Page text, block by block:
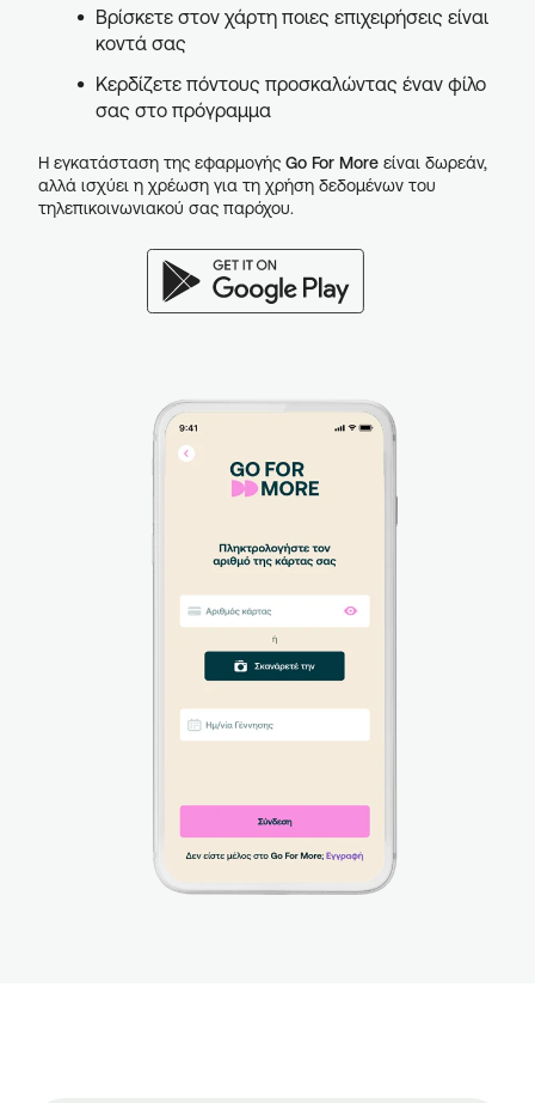
Βρίσκετε στον χάρτη ποιες επιχειρήσεις είναι
κοντά σας
Κερδίζετε πόντους προσκαλώντας έναν φίλο
σας στο πρόγραμμα
Η εγκατάσταση της εφαρμογής Go For More είναι δωρεάν,
αλλά ισχύει η χρέωση για τη χρήση δεδομένων του
τηλεπικοινωνιακού σας παρόχου.